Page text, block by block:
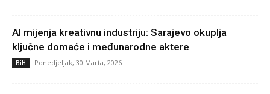
AI mijenja kreativnu industriju: Sarajevo okuplja
ključne domaće i međunarodne aktere
BiH Ponedjeljak, 30 Marta, 2026